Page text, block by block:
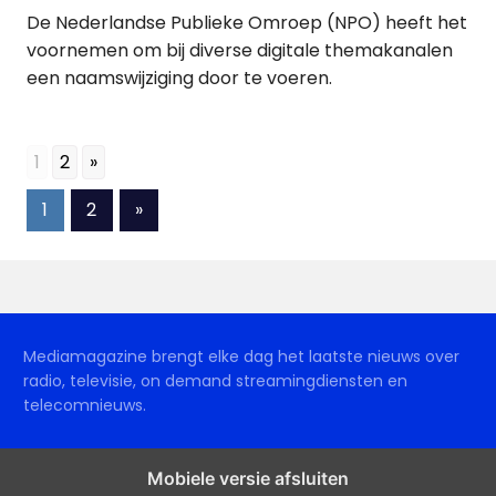
De Nederlandse Publieke Omroep (NPO) heeft het
voornemen om bij diverse digitale themakanalen
een naamswijziging door te voeren.
1 2 »
Berichten
1 2
Volgende
berichten
»
Mediamagazine brengt elke dag het laatste nieuws over
radio, televisie, on demand streamingdiensten en
telecomnieuws.
Mobiele versie afsluiten